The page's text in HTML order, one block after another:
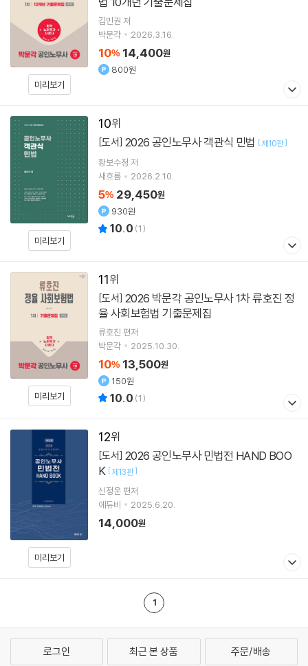
미리보기
김민권 저
박문각
2026.3.16.
10% 14,400원
800원
10
미리보기
[도서] 2026 공인노무사 객관식 민법 [제10판]
황보수정 저
새흐름
2026.2.10.
5% 29,450원
930원
10.0 (1)
11
미리보기
[도서]
율 사회보험법 기출문제집
류호진 편저
박문각
2025.10.30.
10% 13,500원
150원
10.0 (1)
12
미리보기
[도서]
K [제13판]
신정운 편저
에듀비
2025.6.20.
14,000원
1
로그인 최근 본 상품 주문/배송